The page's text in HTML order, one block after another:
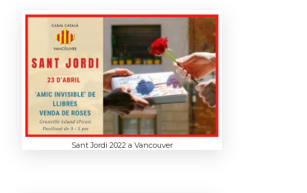
Sant Jordi 2022 a Vancouver